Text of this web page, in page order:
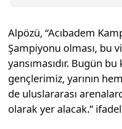
Alpözü, “Acıbadem
Şampiyonu olması, bu
yansımasıdır. Bugün bu
gençlerimiz, yarının
de uluslararası
olarak yer alacak.”